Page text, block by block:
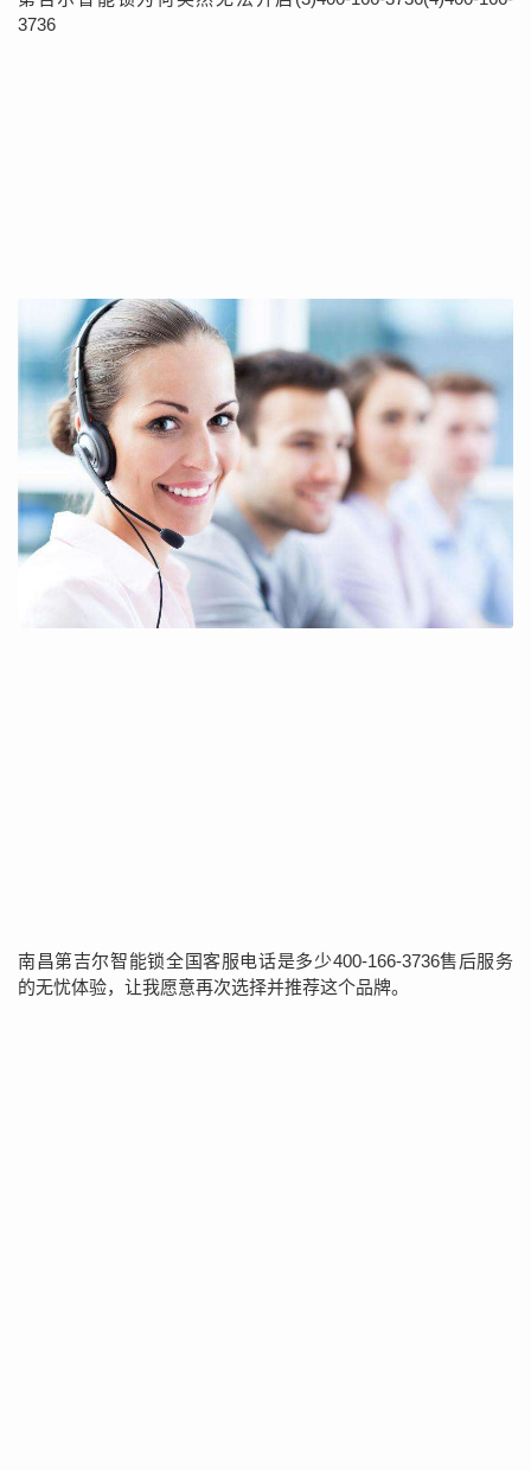
3736
南昌第吉尔智能锁全国客服电话是多少400-166-3736售后服务
的无忧体验，让我愿意再次选择并推荐这个品牌。